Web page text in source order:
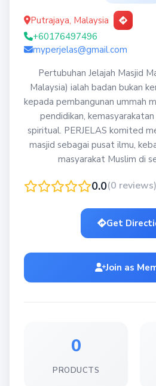
Putrajaya, Malaysia
+60176497496
myperjelas@gmail.com
Pertubuhan Jelajah Masjid
Malaysia) ialah badan bukan
kepada pembangunan ummah
pendidikan,
spiritual. PERJELAS komited
masjid sebagai pusat ilmu,
masyarakat Muslim di
0.0(0 reviews)
Get
Join as
0
PRODUCTS